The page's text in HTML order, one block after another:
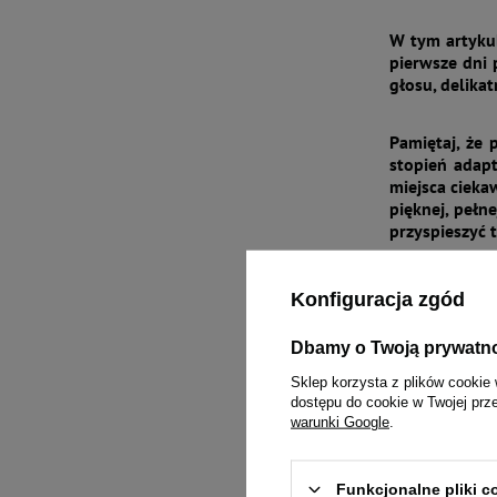
W tym
pierwsze dni
głosu,
Pamiętaj, że
stopień
miejsca
pięknej,
przyspieszyć
Spis treści:
Kot po
Kiedy
Konfiguracja zgód
Dbamy o Twoją
Sklep korzysta z plików cookie
dostępu do cookie w Twojej
warunki Google
Funkcjonalne pliki